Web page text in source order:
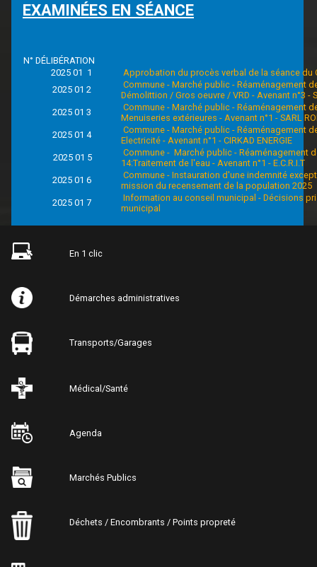
En 1 clic
Démarches administratives
Transports/Garages
Médical/Santé
Agenda
Marchés Publics
Déchets / Encombrants / Points propreté
EXAMINÉES EN SÉANCE
N° DÉLIBÉRATION
2025 01 1
Approbation du procès verbal de la séance du
2025 01 2
Commune - Marché public - Réaménagement
Démolittion / Gros oeuvre / VRD - Avenant n°3 -
2025 01 3
Commune - Marché public - Réaménagement
Menuiseries extérieures - Avenant n°1 - SARL
2025 01 4
Commune - Marché public - Réaménagement
Electricité - Avenant n°1 - CIRKAD ENERGIE
2025 01 5
Commune - Marché public - Réaménagement
14:Traitement de l'eau - Avenant n°1 - E.C.R.I.T
2025 01 6
Commune - Instauration d'une indemnité
mission du recensement de la population 2025
2025 01 7
Information au conseil municipal - Décisions
municipal